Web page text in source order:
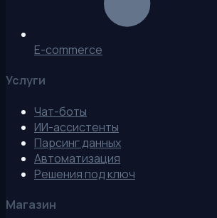
E-commerce
Услуги
Чат-боты
ИИ-ассистенты
Парсинг данных
Автоматизация
Решения под ключ
Магазин